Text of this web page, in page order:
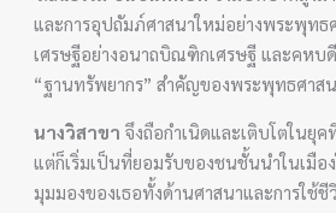
และการอุปถัมภ์ศาสนาใหม่อย่างพระพุท
เศรษฐีอย่างอนาถบิณฑิกเศรษฐี และคหบ
“ฐานทรัพยากร” สำคัญของพระพุทธศาส
นางวิสาขา จึงถือกำเนิดและเติบโตในยุ
แต่ก็เริ่มเป็นที่ยอมรับของชนชั้นนำในเมือ
มุมมองของเธอทั้งด้านศาสนาและการใช้